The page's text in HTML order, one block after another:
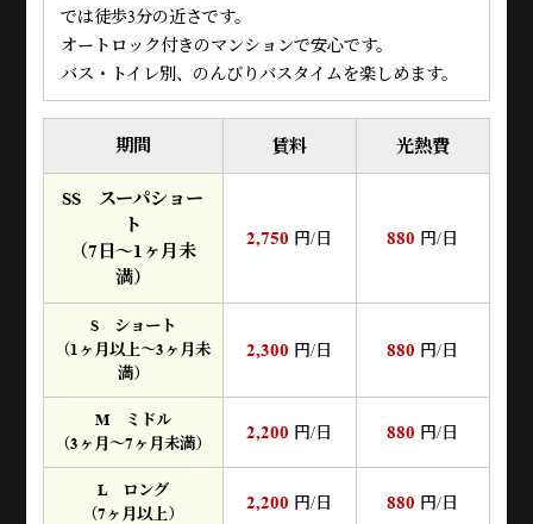
では徒歩3分の近さです。
オートロック付きのマンションで安心です。
バス・トイレ別、のんびりバスタイムを楽しめます。
期間 賃料 光熱費
SS スーパショー
ト
（7日～1ヶ月未
満）
2,750 円/日 880 円/日
S ショート
（1ヶ月以上～3ヶ月未
満）
2,300 円/日 880 円/日
M ミドル
（3ヶ月～7ヶ月未満）
2,200 円/日 880 円/日
L ロング
（7ヶ月以上）
2,200 円/日 880 円/日